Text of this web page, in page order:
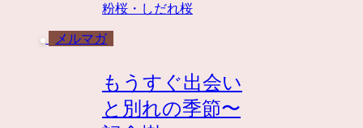
粉桜・しだれ桜
メルマガ
もうすぐ出会い
と別れの季節〜